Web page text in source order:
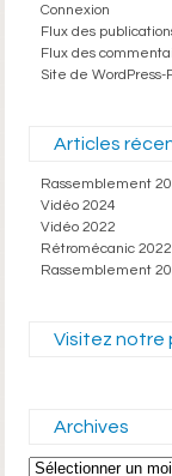
Connexion
Flux des
Flux des
Site de WordPress-
Articles
Rassemblement
Vidéo 2024
Vidéo 2022
Rétromécanic 2022
Rassemblement
Visitez notre
Archives
Archives